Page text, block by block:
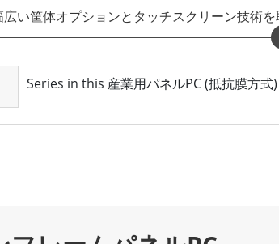
広い筐体オプションとタッチスクリーン技術
きます。
業、小売業、あるいは監視・制御システムの
チスクリーンパネルコンピュータは、衝撃
ンドプレイのアタッチャブルコンピュータに
Series in this 産業用パネルPC (抵抗膜方式)